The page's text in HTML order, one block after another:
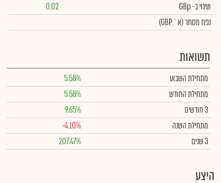
שינויב- GBp
0.02
נפח מסחר(א` GBP)
תשואות
מתחילת השבוע
5.58%
מתחילת החודש
5.58%
3 חודשים
9.65%
מתחילת השנה
-4.10%
3 שנים
207.47%
היצע